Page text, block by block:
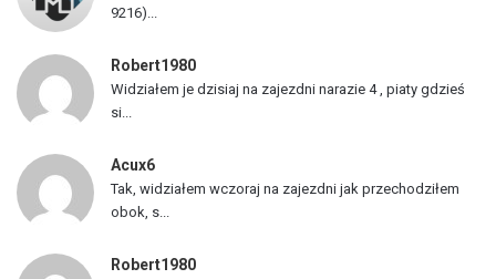
w
9216)...
Robert1980
Widziałem je dzisiaj na zajezdni narazie 4 , piaty gdzieś
si...
Acux6
Tak, widziałem wczoraj na zajezdni jak przechodziłem
obok, s...
Robert1980